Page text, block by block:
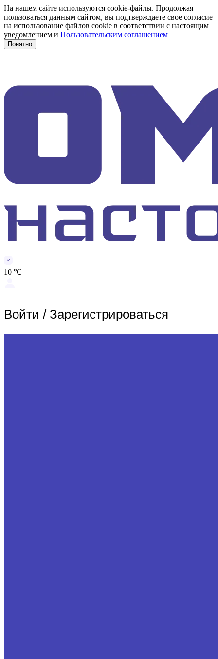
На нашем сайте используются cookie-файлы. Продолжая
пользоваться данным сайтом, вы подтверждаете свое согласие
на использование файлов cookie в соответствии с настоящим
уведомлением и Пользовательским соглашением
Понятно
10 ℃
Войти / Зарегистрироваться